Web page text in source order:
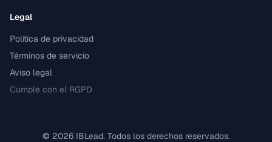
Legal
Política de privacidad
Términos de servicio
Aviso legal
Cumple con el RGPD
© 2026IBLead. Todos los derechos reservados.